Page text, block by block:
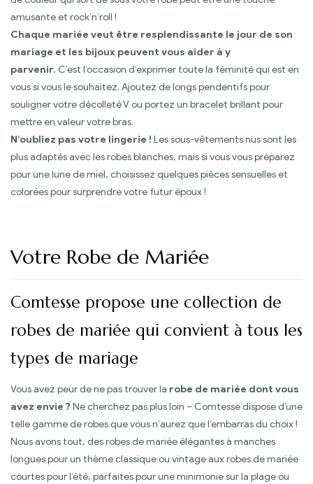
amusante et rock’n’roll !
Chaque mariée veut être resplendissante le jour de son
mariage et les bijoux peuvent vous aider à y
parvenir. C’est l’occasion d’exprimer toute la féminité qui est en
vous si vous le souhaitez. Ajoutez de longs pendentifs pour
souligner votre décolleté V ou portez un bracelet brillant pour
mettre en valeur votre bras.
N’oubliez pas votre lingerie ! Les sous-vêtements nus sont les
plus adaptés avec les robes blanches, mais si vous vous préparez
pour une lune de miel, choisissez quelques pièces sensuelles et
colorées pour surprendre votre futur époux !
Votre Robe de Mariée
Comtesse propose une collection de
robes de mariée qui convient à tous les
types de mariage
Vous avez peur de ne pas trouver la robe de mariée dont vous
avez envie ? Ne cherchez pas plus loin – Comtesse dispose d’une
telle gamme de robes que vous n’aurez que l’embarras du choix !
Nous avons tout, des robes de mariée élégantes à manches
longues pour un thème classique ou vintage aux robes de mariée
courtes pour l’été, parfaites pour une minimonie sur la plage ou